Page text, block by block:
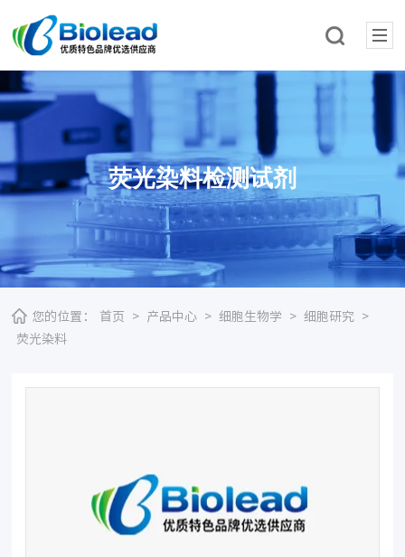
荧光染料检测试剂
您的位置： 首页 > 产品中心 > 细胞生物学 > 细胞研究
>
荧光染料